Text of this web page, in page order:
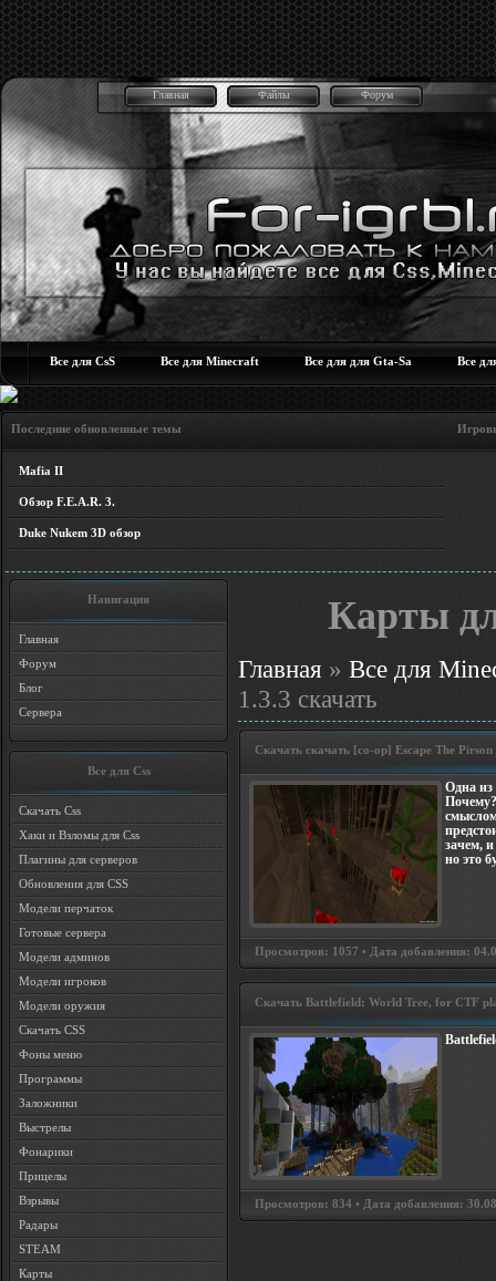
Главная Файлы Форум
Все для CsS Все для Minecraft Все для для Gta-Sa Все
Последние обновленные темы Игровые
Mafia II
Обзор F.E.A.R. 3.
Duke Nukem 3D обзор
Навигация
Главная
Форум
Блог
Сервера
Все для Css
Скачать Css
Хаки и Взломы для Css
Плагины для серверов
Обновления для CSS
Модели перчаток
Готовые сервера
Модели админов
Модели игроков
Модели оружия
Скачать CSS
Фоны меню
Программы
Заложники
Выстрелы
Фонарики
Прицелы
Взрывы
Радары
STEAM
Карты
Карты
Главная » Все для
1.3.3 скачать
Скачать скачать [co-op] Escape The Pirson
Одна из
зачем,
но это
Просмотров: 1057 • Дата добавления:
Скачать Battlefield: World Tree, for CTF
Просмотров: 834 • Дата добавления: